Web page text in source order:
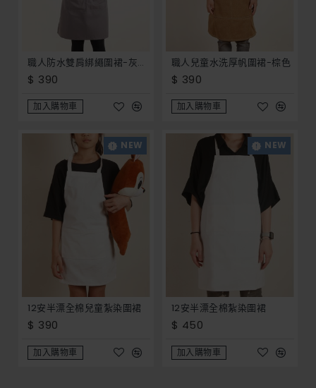
職人防水雙肩綁繩圍裙-灰色 (防潑水) _ 餐飲 園藝 手工藝 客製化圍裙 開店 員工服 制服 工作服
$ 390
加入購物車
職人兒童水洗厚帆圍裙-棕色
$ 390
加入購物車
NEW
12安半漂全棉兒童紮染圍裙
$ 390
加入購物車
NEW
12安半漂全棉紮染圍裙
$ 450
加入購物車